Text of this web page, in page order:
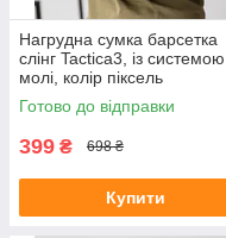
Нагрудна сумка барсетка
слінг Tactica3, із системою
молі, колір піксель
Готово до відправки
399 ₴ 698 ₴
Купити